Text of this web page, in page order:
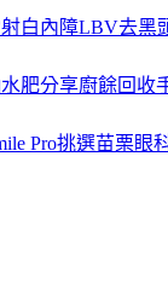
白內障LBV去黑
肥分享廚餘回收
Pro挑選苗栗眼